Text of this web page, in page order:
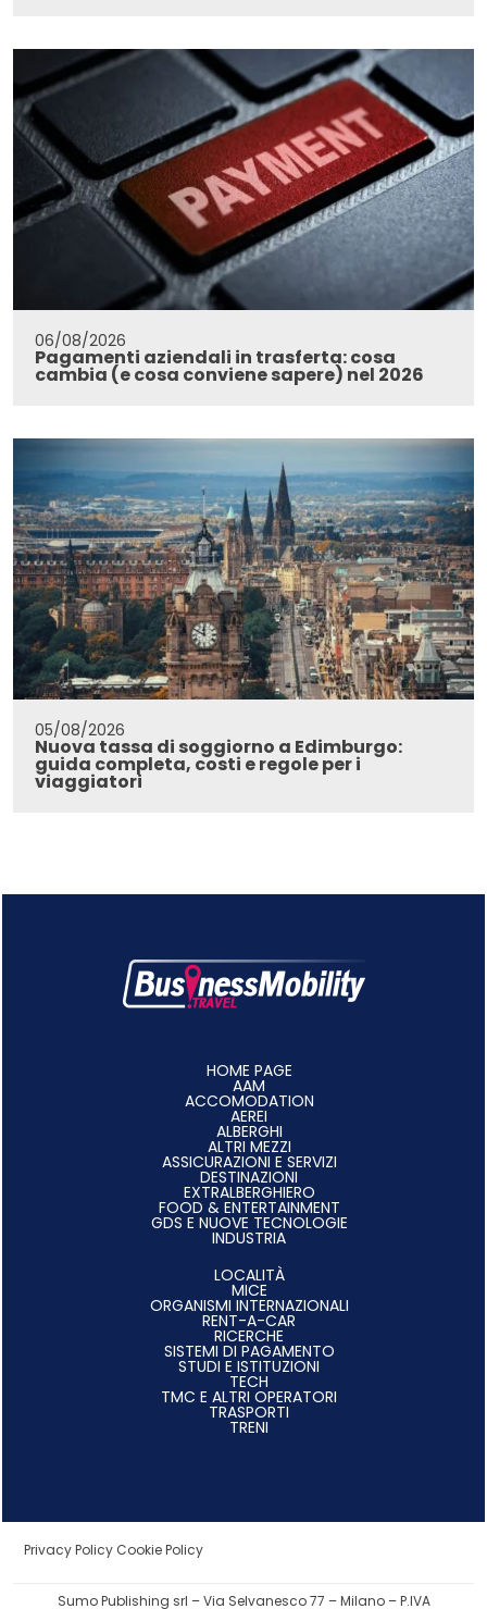
06/08/2026
Pagamenti aziendali in trasferta: cosa
cambia (e cosa conviene sapere) nel 2026
05/08/2026
Nuova tassa di soggiorno a Edimburgo:
guida completa, costi e regole per i
viaggiatori
HOME PAGE
AAM
ACCOMODATION
AEREI
ALBERGHI
ALTRI MEZZI
ASSICURAZIONI E SERVIZI
DESTINAZIONI
EXTRALBERGHIERO
FOOD & ENTERTAINMENT
GDS E NUOVE TECNOLOGIE
INDUSTRIA
LOCALITÀ
MICE
ORGANISMI INTERNAZIONALI
RENT-A-CAR
RICERCHE
SISTEMI DI PAGAMENTO
STUDI E ISTITUZIONI
TECH
TMC E ALTRI OPERATORI
TRASPORTI
TRENI
Privacy Policy Cookie Policy
Sumo Publishing srl – Via Selvanesco 77 – Milano – P.IVA